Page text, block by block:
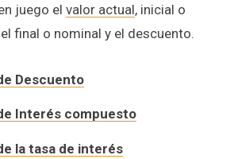
juego el valor actual, inicial o
final o nominal y el descuento.
Descuento
Interés compuesto
la tasa de interés